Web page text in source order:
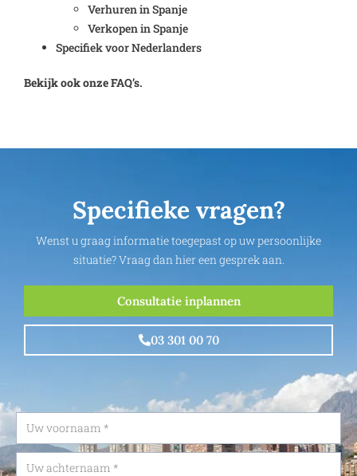
Verhuren in Spanje
Verkopen in Spanje
Specifiek voor Nederlanders
Bekijk ook onze FAQ’s.
Specifieke vragen?
Wenst u graag informatie toegepast op uw persoonlijke
situatie? Vraag dan hier een gesprek aan.
Consultatie inplannen
03 301 00 70